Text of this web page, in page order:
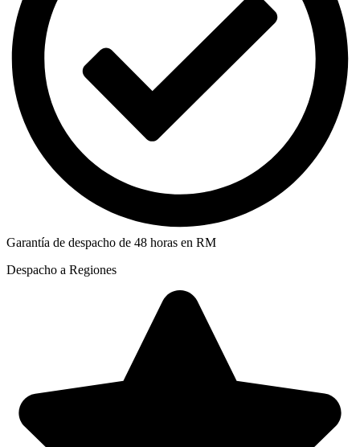
Garantía de despacho de 48 horas en RM
Despacho a Regiones